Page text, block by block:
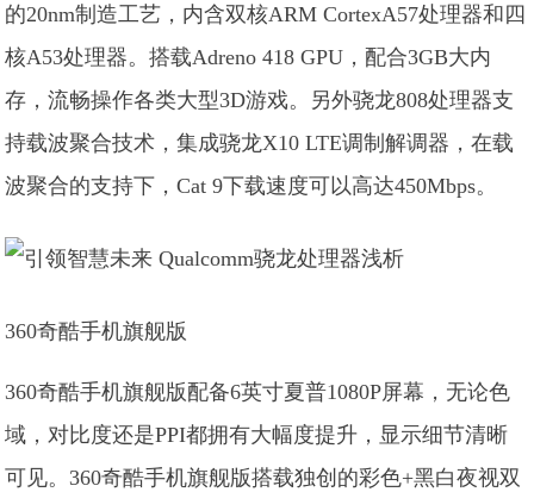
的20nm制造工艺，内含双核ARM CortexA57处理器和四
核A53处理器。搭载Adreno 418 GPU，配合3GB大内
存，流畅操作各类大型3D游戏。另外骁龙808处理器支
持载波聚合技术，集成骁龙X10 LTE调制解调器，在载
波聚合的支持下，Cat 9下载速度可以高达450Mbps。
360奇酷手机旗舰版
360奇酷手机旗舰版配备6英寸夏普1080P屏幕，无论色
域，对比度还是PPI都拥有大幅度提升，显示细节清晰
可见。360奇酷手机旗舰版搭载独创的彩色+黑白夜视双